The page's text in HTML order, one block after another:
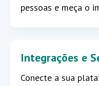
pessoas e meça o
Integrações e
Conecte a sua